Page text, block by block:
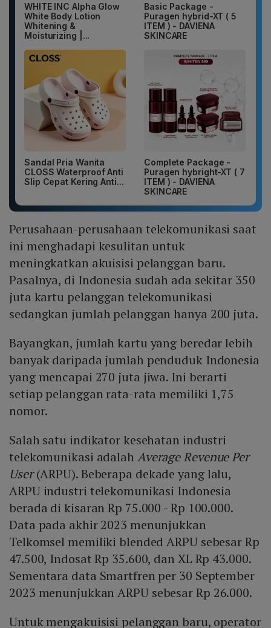
WHITE INC Alpha Glow
White Body Lotion
Whitening &
Moisturizing |...
Basic Package -
Puragen hybrid-XT ( 5
ITEM ) - DAVIENA
SKINCARE
Sandal Pria Wanita
CLOSS Waterproof Anti
Slip Cepat Kering Anti...
Complete Package -
Puragen hybright-XT ( 7
ITEM ) - DAVIENA
SKINCARE
Perusahaan-perusahaan telekomunikasi saat
ini menghadapi kesulitan untuk
meningkatkan akuisisi pelanggan baru.
Pasalnya, di Indonesia sudah ada sekitar 350
juta kartu pelanggan telekomunikasi
sedangkan jumlah pelanggan hanya 200 juta.
Bayangkan, jumlah kartu yang beredar lebih
banyak daripada jumlah penduduk Indonesia
yang mencapai 270 juta jiwa. Ini berarti
setiap pelanggan rata-rata memiliki 1,75
nomor.
Salah satu indikator kesehatan industri
telekomunikasi adalah Average Revenue Per
User(ARPU). Beberapa dekade yang lalu,
ARPU industri telekomunikasi Indonesia
berada di kisaran Rp 75.000 - Rp 100.000.
Data pada akhir 2023 menunjukkan
Telkomsel memiliki blended ARPU sebesar Rp
47.500, Indosat Rp 35.600, dan XL Rp 43.000.
Sementara data Smartfren per 30 September
2023 menunjukkan ARPU sebesar Rp 26.000.
Untuk mengakuisisi pelanggan baru, operator